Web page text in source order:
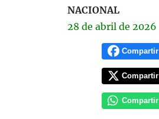
NACIONAL
28 de abril de 2026
Compartir
Compartir
Compartir